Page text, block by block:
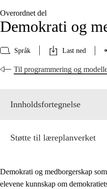
Overordnet del
Demokrati og
Språk Last ned
Til programmering og
Innholdsfortegnelse
Støtte til læreplanverket
Demokrati og medborgerskap
elevene kunnskap om